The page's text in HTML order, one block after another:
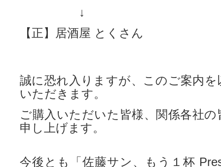
↓
【正】居酒屋 とくさん
誠に恐れ入りますが、このご案内
いただきます。
ご購入いただいた皆様、関係各社
申し上げます。
今後とも「佐藤サン、もう１杯